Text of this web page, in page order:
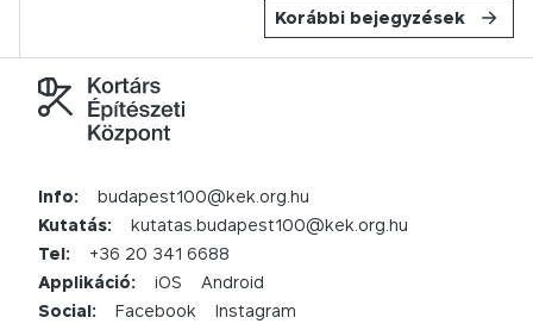
Korábbi bejegyzések
Info:
budapest100@kek.org.hu
Kutatás:
kutatas.budapest100@kek.org.hu
Tel:
+36 20 341 6688
Applikáció:
iOS
Android
Social:
Facebook Instagram